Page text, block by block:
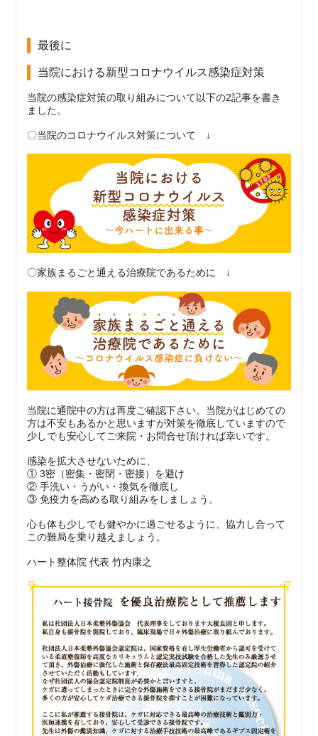
最後に
当院における新型コロナウイルス感染症対策
当院の感染症対策の取り組みについて以下の2記事を書き
ました。
〇当院のコロナウイルス対策について ↓
〇家族まるごと通える治療院であるために ↓
当院に通院中の方は再度ご確認下さい。当院がはじめての
方は不安もあるかと思いますが対策を徹底していますので
少しでも安心してご来院・お問合せ頂ければ幸いです。
感染を拡大させないために、
① 3密（密集・密閉・密接）を避け
② 手洗い・うがい・換気を徹底し
③ 免疫力を高める取り組みをしましょう。
心も体も少しでも健やかに過ごせるように、協力し合って
この難局を乗り越えましょう。
ハート整体院 代表 竹内康之